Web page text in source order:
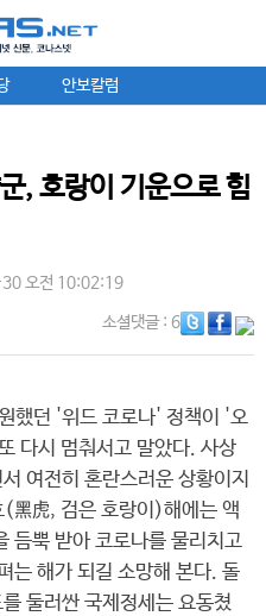
안보칼럼
, 호랑이 기운으로 힘
오전 10:02:19
소셜댓글: 6
했던 '위드 코로나' 정책이 '오
다시 멈춰서고 말았다. 사상
여전히 혼란스러운 상황이지
虎, 검은 호랑이)해에는 액
듬뿍 받아 코로나를 물리치고
는 해가 되길 소망해 본다. 돌
둘러싼 국제정세는 요동쳤